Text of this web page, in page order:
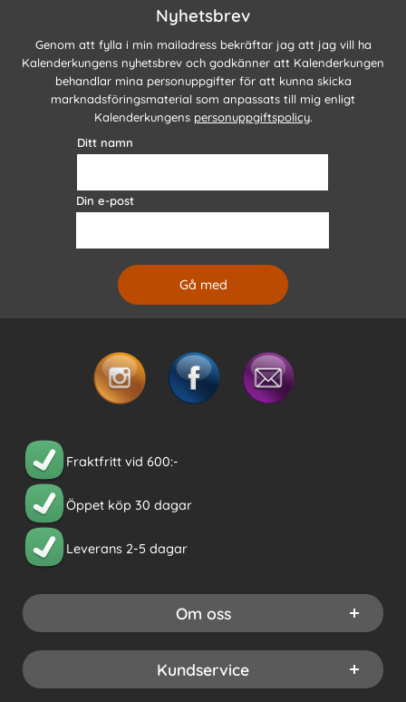
Nyhetsbrev
Genom att fylla i min mailadress bekräftar jag att jag vill ha
Kalenderkungens nyhetsbrev och godkänner att Kalenderkungen
behandlar mina personuppgifter för att kunna skicka
marknadsföringsmaterial som anpassats till mig enligt
Kalenderkungens personuppgiftspolicy.
Ditt namn
Din e-post
Fraktfritt vid 600:-
Öppet köp 30 dagar
Leverans 2-5 dagar
Om oss
Kundservice